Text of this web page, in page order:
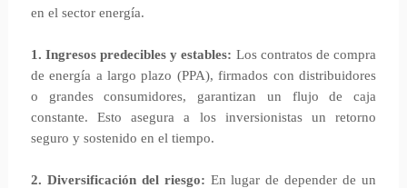
en el sector energía.
1. Ingresos predecibles y estables: Los contratos de compra
de energía a largo plazo (PPA), firmados con distribuidores
o grandes consumidores, garantizan un flujo de caja
constante. Esto asegura a los inversionistas un retorno
seguro y sostenido en el tiempo.
2. Diversificación del riesgo: En lugar de depender de un